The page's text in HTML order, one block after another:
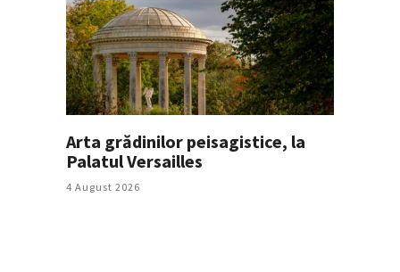
Arta grădinilor peisagistice, la
Palatul Versailles
4 August 2026